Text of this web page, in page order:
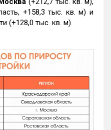
+158,3 тыс. кв. м) и
(+128,0 тыс. кв. м).